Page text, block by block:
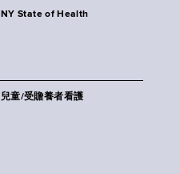
NY State of Health
兒童/受贍養者看護